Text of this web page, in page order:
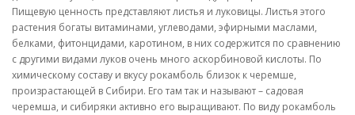
Пищевую ценность представляют листья и луковицы. Листья этого
растения богаты витаминами, углеводами, эфирными маслами,
белками, фитонцидами, каротином, в них содержится по сравнению
с другими видами луков очень много аскорбиновой кислоты. По
химическому составу и вкусу рокамболь близок к черемше,
произрастающей в Сибири. Его там так и называют – садовая
черемша, и сибиряки активно его выращивают. По виду рокамболь